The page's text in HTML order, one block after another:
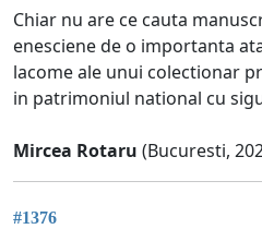
Chiar nu are ce cauta
enesciene de o importanta
lacome ale unui colectionar
in patrimoniul national cu
Mircea Rotaru (Bucuresti,
#1376